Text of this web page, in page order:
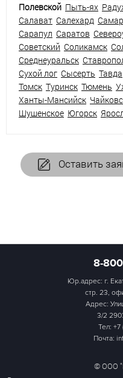
Полевской Пыть-ях
Салават Салехард
Сарапул Саратов
Советский Соликамск
Среднеуральск
Сухой лог Сысерть Тавда
Томск Туринск Тюмень
Ханты-Мансийск
Шушенское Югорск
Оставить
8-
Юр.адрес: г.
стр. 23,
Адрес:
3/2
Тел: +7
Почта:
© ООО